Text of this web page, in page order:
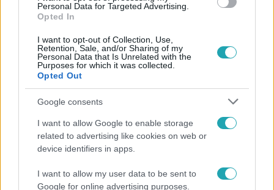
Personal Data for Targeted Advertising.
Opted In
I want to opt-out of Collection, Use,
Retention, Sale, and/or Sharing of my
Personal Data that Is Unrelated with the
Purposes for which it was collected.
Opted Out
Google consents
I want to allow Google to enable storage
related to advertising like cookies on web or
device identifiers in apps.
I want to allow my user data to be sent to
Google for online advertising purposes.
Őrületes meglepetésben volt része Ember
Márknak